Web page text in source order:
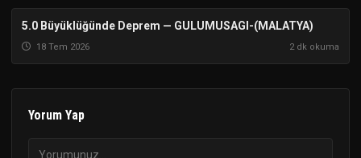
ISPARTA
5.0 Büyüklüğünde Deprem — GULUMUSAGI-(MALATYA)
18 Tem 2026 2 dk okuma
Yorum Yap